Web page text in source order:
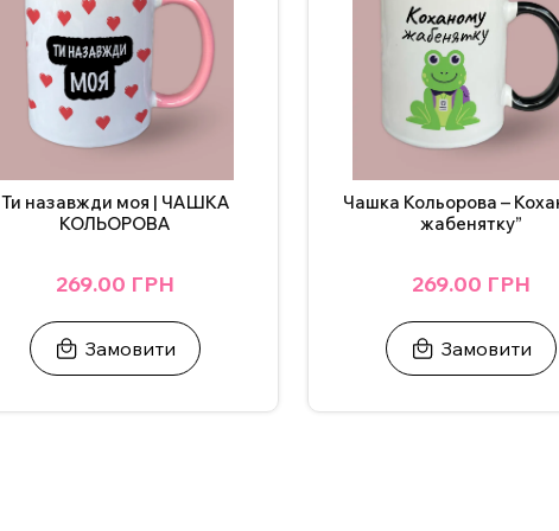
Ти назавжди моя | ЧАШКА
КОЛЬОРОВА
269.00 ГРН
Замовити
Чашка Кольорова –
жабенятку”
269.00 ГРН
Замовити